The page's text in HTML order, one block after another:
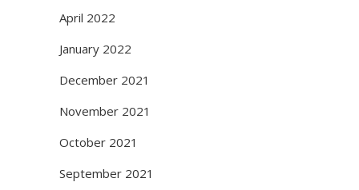
April 2022
January 2022
December 2021
November 2021
October 2021
September 2021